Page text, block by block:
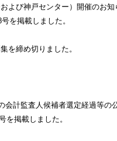
よび神戸センター）開催のお知
を掲載しました。
を締め切りました。
計監査人候補者選定経過等の
を掲載しました。